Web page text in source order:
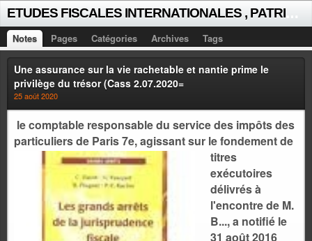
Notes Pages Catégories Archives Tags
Une assurance sur la vie rachetable et nantie prime le
privilège du trésor (Cass 2.07.2020=
25 août 2020
le comptable responsable du service des impôts des
particuliers de Paris 7e,agissant sur le fondement de
titres
exécutoires
délivrés à
l'encontre de M.
B..., a notifié le
31 août 2016